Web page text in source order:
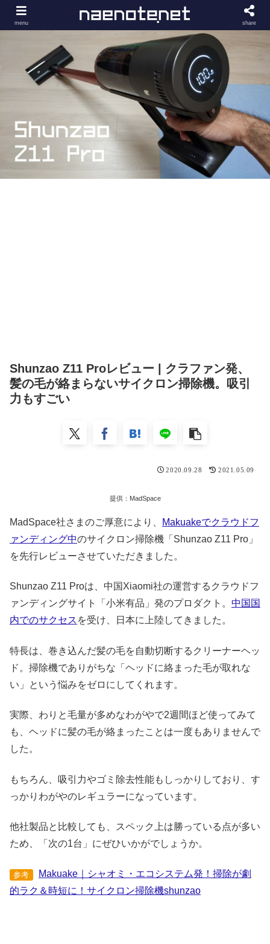
Shunzao Z11 Proレビュー | クラファン発、
髪の毛が絡まらないサイクロン掃除機。吸引
力もすごい
2020.09.28 2021.05.09
提供：MadSpace
MadSpace社さまのご厚意により、
Makuakeでクラウドフ
ァンディング中のサイクロン掃除機「Shunzao Z11 Pro」
を先行レビューさせていただきました。
Shunzao Z11 Proは、中国Xiaomi社の運営するクラウドフ
ァンディングサイト「小米有品」発のプロダクト。 中国国
内でのサクセス を受け、日本に上陸してきました。
特長は、巻き込んだ髪の毛を自動切断するクリーナーヘッ
ド。掃除機でありがちな「ヘッドに絡まった毛が取れな
い」という悩みをゼロにしてくれます。
実際、わりと毛量が多めなわがやで2週間ほど使ってみて
も、ヘッドに髪の毛が絡まったことは一度もありませんで
した。
もちろん、吸引力やゴミ除去性能もしっかりしており、す
っかりわがやのレギュラーになっています。
他社製品と比較しても、スペック上は勝っている点が多い
ため、「次の1台」にぜひいかがでしょうか。
参考
Makuake｜シャオミ・エコシステム発！掃除が劇
的ラク＆時短に！サイクロン掃除機shunzao
menu share